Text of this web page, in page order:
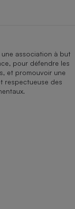
une association à but
pour défendre les
et promouvoir une
respectueuse des